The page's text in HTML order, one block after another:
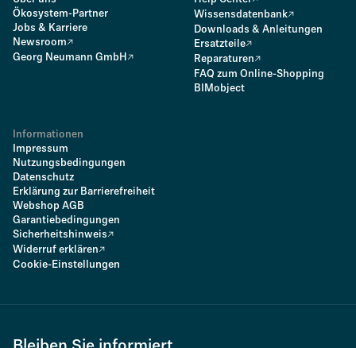
Ökosystem-Partner
Jobs & Karriere
Newsroom
Georg Neumann GmbH
Wissensdatenbank
Downloads & Anleitungen
Ersatzteile
Reparaturen
FAQ zum Online-Shopping
BIMobject
Informationen
Impressum
Nutzungsbedingungen
Datenschutz
Erklärung zur Barrierefreiheit
Webshop AGB
Garantiebedingungen
Sicherheitshinweis
Widerruf erklären
Cookie-Einstellungen